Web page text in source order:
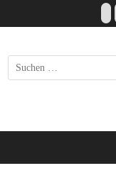
Suche
nach: